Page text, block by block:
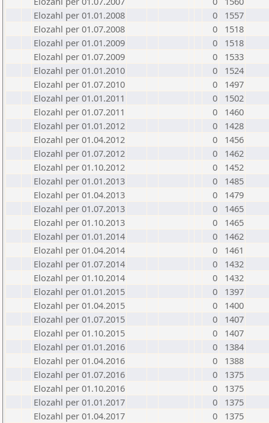
Elozahl per 01.01.2008
0
1557
Elozahl per 01.07.2008
0
1518
Elozahl per 01.01.2009
0
1518
Elozahl per 01.07.2009
0
1533
Elozahl per 01.01.2010
0
1524
Elozahl per 01.07.2010
0
1497
Elozahl per 01.01.2011
0
1502
Elozahl per 01.07.2011
0
1460
Elozahl per 01.01.2012
0
1428
Elozahl per 01.04.2012
0
1456
Elozahl per 01.07.2012
0
1462
Elozahl per 01.10.2012
0
1452
Elozahl per 01.01.2013
0
1485
Elozahl per 01.04.2013
0
1479
Elozahl per 01.07.2013
0
1465
Elozahl per 01.10.2013
0
1465
Elozahl per 01.01.2014
0
1462
Elozahl per 01.04.2014
0
1461
Elozahl per 01.07.2014
0
1432
Elozahl per 01.10.2014
0
1432
Elozahl per 01.01.2015
0
1397
Elozahl per 01.04.2015
0
1400
Elozahl per 01.07.2015
0
1407
Elozahl per 01.10.2015
0
1407
Elozahl per 01.01.2016
0
1384
Elozahl per 01.04.2016
0
1388
Elozahl per 01.07.2016
0
1375
Elozahl per 01.10.2016
0
1375
Elozahl per 01.01.2017
0
1375
Elozahl per 01.04.2017
0
1375